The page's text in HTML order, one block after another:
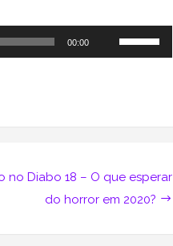
00:00
Use
as
no Diabo 18 – O que esperar
do horror em 2020?